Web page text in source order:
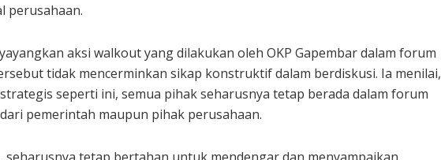
perusahaan.
aksi walkout yang dilakukan oleh OKP Gapembar dalam forum
tidak mencerminkan sikap konstruktif dalam berdiskusi. Ia menilai,
seperti ini, semua pihak seharusnya tetap berada dalam forum
pemerintah maupun pihak perusahaan.